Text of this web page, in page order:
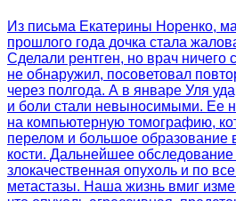
Из письма Екатерины Норенко,
прошлого года дочка стала
Сделали рентген, но врач ничего
не обнаружил, посоветовал
через полгода. А в январе Уля
и боли стали невыносимыми. Ее
на компьютерную томографию,
перелом и большое образование
кости. Дальнейшее обследование
злокачественная опухоль и по
метастазы. Наша жизнь вмиг